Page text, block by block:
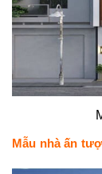
Mẫu nhà ấn